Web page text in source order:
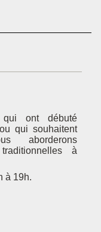
ont débuté
qui souhaitent
aborderons
à
à 19h.